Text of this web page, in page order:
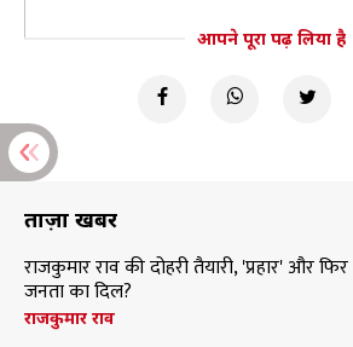
आपने पूरा पढ़ लिया है
ताज़ा खबरें
राजकुमार राव की दोहरी तैयारी, 'प्रहार' और
जनता का दिल?
राजकुमार राव